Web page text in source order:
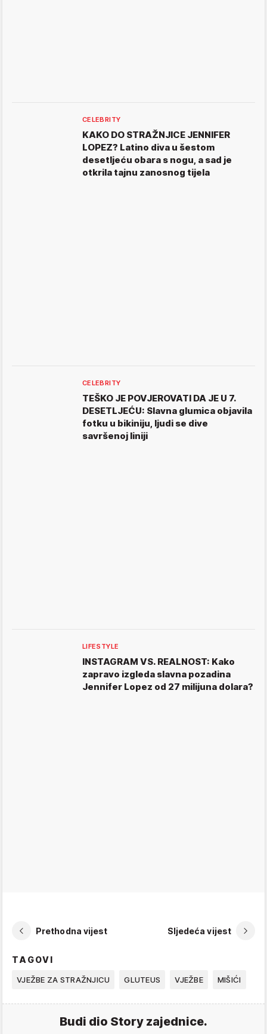
CELEBRITY
KAKO DO STRAŽNJICE JENNIFER
LOPEZ? Latino diva u šestom
desetljeću obara s nogu, a sad je
otkrila tajnu zanosnog tijela
CELEBRITY
TEŠKO JE POVJEROVATI DA JE U 7.
DESETLJEĆU: Slavna glumica objavila
fotku u bikiniju, ljudi se dive
savršenoj liniji
LIFESTYLE
INSTAGRAM VS. REALNOST: Kako
zapravo izgleda slavna pozadina
Jennifer Lopez od 27 milijuna dolara?
Prethodna vijest Sljedeća vijest
TAGOVI
VJEŽBE ZA STRAŽNJICU GLUTEUS VJEŽBE MIŠIĆI
Budi dio Story zajednice.